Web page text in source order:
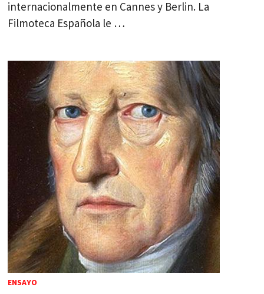
internacionalmente en Cannes y Berlin. La
Filmoteca Española le …
ENSAYO